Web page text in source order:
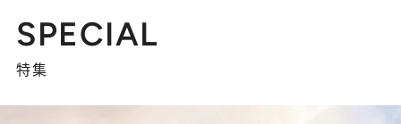
SPECIAL
特集